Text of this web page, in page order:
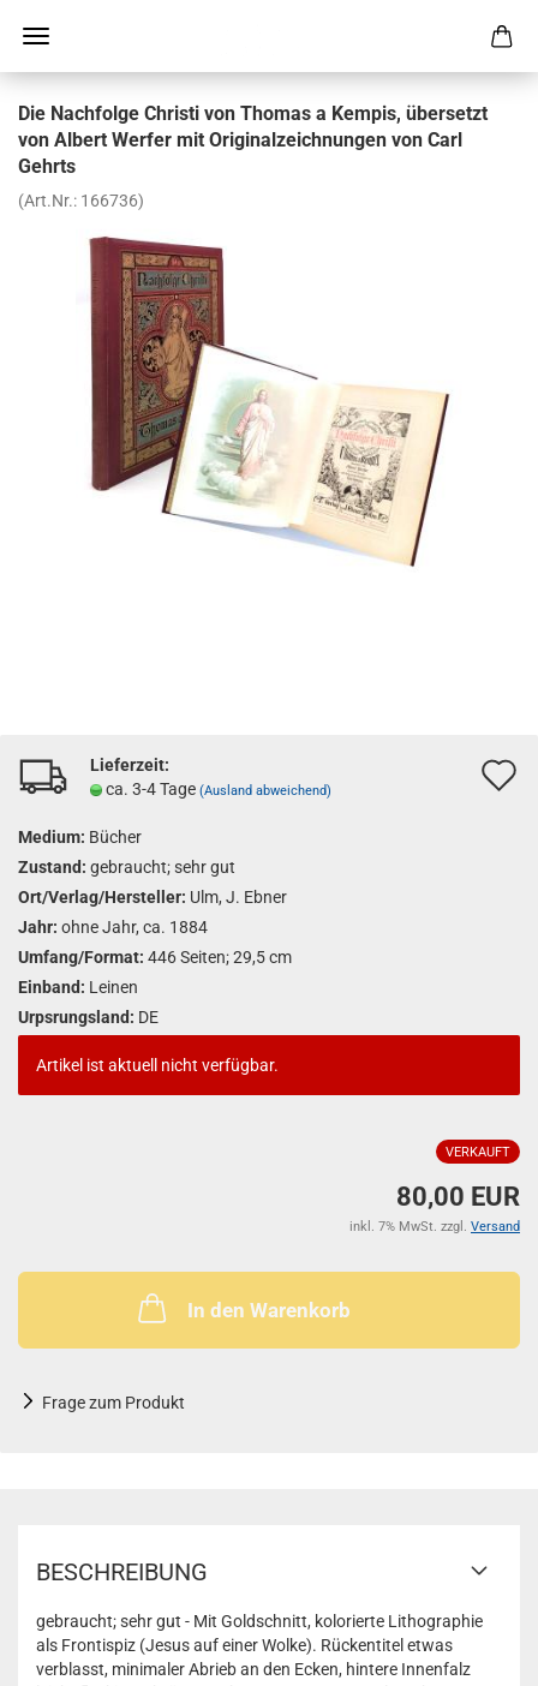
Die Nach­fol­ge Chris­ti von Tho­mas a Kem­pis, über­setzt
von Al­bert Wer­fer mit Ori­gi­nal­zeich­nun­gen von Carl
Gehrts
(Art.Nr.: 166736)
Lieferzeit:
ca. 3-4 Tage (Ausland abweichend)
Medium: Bücher
Zustand: gebraucht; sehr gut
Ort/Verlag/Hersteller: Ulm, J. Ebner
Jahr: ohne Jahr, ca. 1884
Umfang/Format: 446 Seiten; 29,5 cm
Einband: Leinen
Urpsrungsland: DE
Artikel ist aktuell nicht verfügbar.
VERKAUFT
80,00 EUR
inkl. 7% MwSt. zzgl. Versand
In den Warenkorb
Frage zum Produkt
BESCHREIBUNG
gebraucht; sehr gut - Mit Goldschnitt, kolorierte Lithographie
als Frontispiz (Jesus auf einer Wolke). Rückentitel etwas
verblasst, minimaler Abrieb an den Ecken, hintere Innenfalz